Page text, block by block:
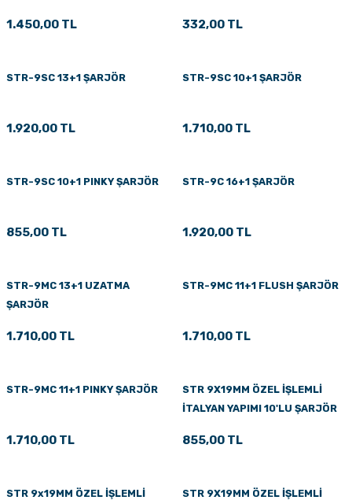
1.450,00 TL 332,00 TL
STR-9SC 13+1 ŞARJÖR
1.920,00 TL
STR-9SC 10+1 ŞARJÖR
1.710,00 TL
STR-9SC 10+1 PINKY ŞARJÖR
855,00 TL
STR-9C 16+1 ŞARJÖR
1.920,00 TL
STR-9MC 13+1 UZATMA
ŞARJÖR
1.710,00 TL
STR-9MC 11+1 FLUSH ŞARJÖR
1.710,00 TL
STR-9MC 11+1 PINKY ŞARJÖR
1.710,00 TL
STR 9X19MM ÖZEL İŞLEMLİ
İTALYAN YAPIMI 10'LU ŞARJÖR
855,00 TL
STR 9x19MM ÖZEL İŞLEMLİ
STR 9X19MM ÖZEL İŞLEMLİ